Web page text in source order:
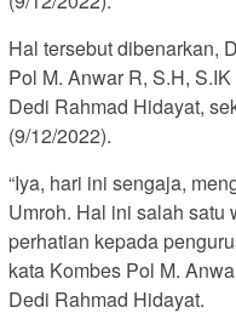
Hal tersebut dibenarkan,
Pol M. Anwar R, S.H,
Dedi Rahmad Hidayat,
(9/12/2022).
“Iya, hari ini sengaja,
Umroh. Hal ini salah satu
perhatian kepada
kata Kombes Pol M.
Dedi Rahmad Hidayat.